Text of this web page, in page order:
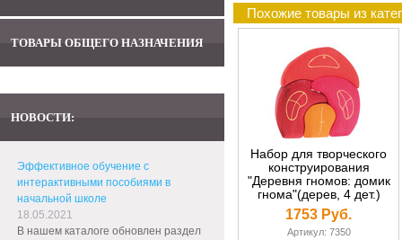
ТОВАРЫ ОБЩЕГО НАЗНАЧЕНИЯ
НОВОСТИ:
Эффективное обучение с
интерактивными пособиями в
начальной школе
18.05.2021
В нашем каталоге обновлен раздел
Похожие товары из
Набор для творческого
конструирования
"Деревня гномов: домик
гнома"(дерев, 4 дет.)
1753 Руб.
Артикул: 7350